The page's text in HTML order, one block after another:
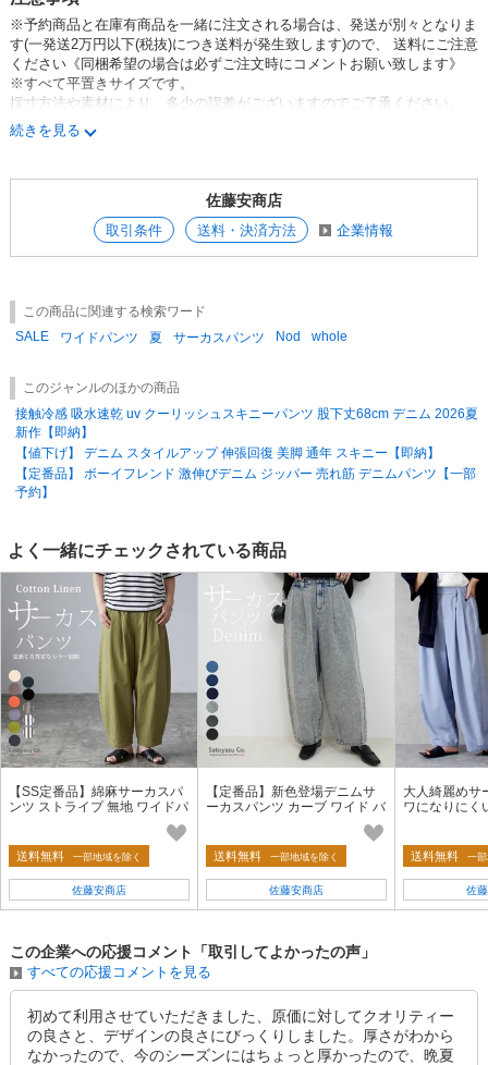
※予約商品と在庫有商品を一緒に注文される場合は、発送が別々となりま
す(一発送2万円以下(税抜)につき送料が発生致します)ので、 送料にご注意
ください《同梱希望の場合は必ずご注文時にコメントお願い致します》
※すべて平置きサイズです。
採寸方法や素材により、多少の誤差がございますのでご了承ください。
※取り扱いについては、商品についている品質表示でご確認ください。
※素材感や色合いの表現には個人差があり、環境におり色合いが異なる場
※モデル着用写真は屋外での撮影も含まれることもある為、
実際のカラーと多少異なる場合がございます。
※ご使用のパソコンのモニター環境により、
実物のカラーと異なって見える場合があります。
※色味が異なる等のクレームはお受けできません。
※在庫数量は、他店出品分との共有の為、売り違いが生じる場合がござい
ます。
完売の際はご了承ください。
続きを見る
佐藤安商店
取引条件 送料・決済方法 企業情報
この商品に関連する検索ワード
SALE
ワイドパンツ 夏 サーカスパンツ Nod whole
このジャンルのほかの商品
接触冷感 吸水速乾 uv クーリッシュスキニーパンツ 股下丈68cm デニム 2026夏
新作【即納】
【値下げ】 デニム スタイルアップ 伸張回復 美脚 通年 スキニー【即納】
【定番品】 ボーイフレンド 激伸びデニム ジッパー 売れ筋 デニムパンツ【一部
予約】
よく一緒にチェックされている商品
【SS定番品】綿麻サーカスパ
ンツ ストライプ 無地 ワイドパ
ンツ バレルレッグ 2026夏新作
送料無料 一部地域を除く
佐藤安商店
【定番品】新色登場デニムサ
ーカスパンツ カーブ ワイド バ
レルレッグジーンズ 2026秋
送料無料 一部地域を除く
佐藤安商店
大人綺麗めサ
ワになりにく
送料無料 一
佐
この企業への応援コメント「取引してよかったの声」
すべての応援コメントを見る
初めて利用させていただきました、原価に対してクオリティー
の良さと、デザインの良さにびっくりしました。厚さがわから
なかったので、今のシーズンにはちょっと厚かったので、晩夏